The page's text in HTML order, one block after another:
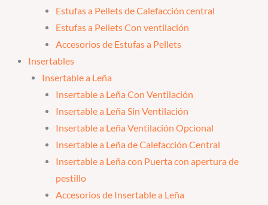
Estufas a Pellets de Calefacción central
Estufas a Pellets Con ventilación
Accesorios de Estufas a Pellets
Insertables
Insertable a Leña
Insertable a Leña Con Ventilación
Insertable a Leña Sin Ventilación
Insertable a Leña Ventilación Opcional
Insertable a Leña de Calefacción Central
Insertable a Leña con Puerta con apertura de
pestillo
Accesorios de Insertable a Leña